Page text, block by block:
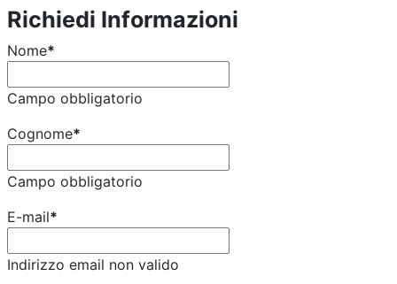
Richiedi Informazioni
Nome*
Campo obbligatorio
Cognome*
Campo obbligatorio
E-mail*
Indirizzo email non valido